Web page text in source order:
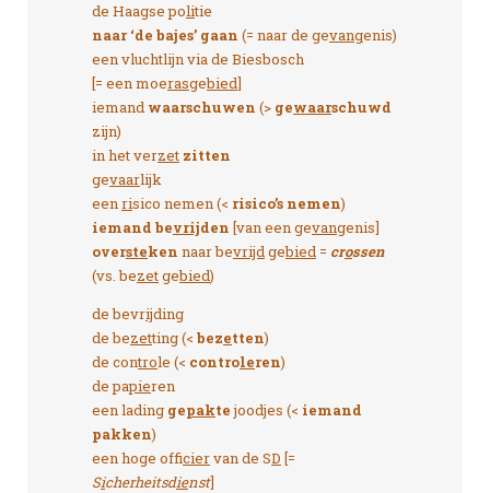
de Haagse politie
naar ‘de bajes’ gaan (= naar de gevangenis)
een vluchtlijn via de Biesbosch
[= een moerasgebied]
iemand waarschuwen (> gewaarschuwd
zijn)
in het verzet zitten
gevaarlijk
eenrisico nemen (< risico’s nemen)
iemand bevrijden [van een gevangenis]
oversteken naar bevrijdgebied = crossen
(vs. bezetgebied)
de bevrijding
de bezetting (< bezetten)
de controle (< controleren)
de papieren
een lading gepaktejoodjes (< iemand
pakken)
een hoge officiervan de SD [=
Sicherheitsdienst]